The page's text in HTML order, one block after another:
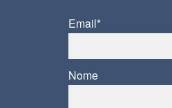
Email*
Nome